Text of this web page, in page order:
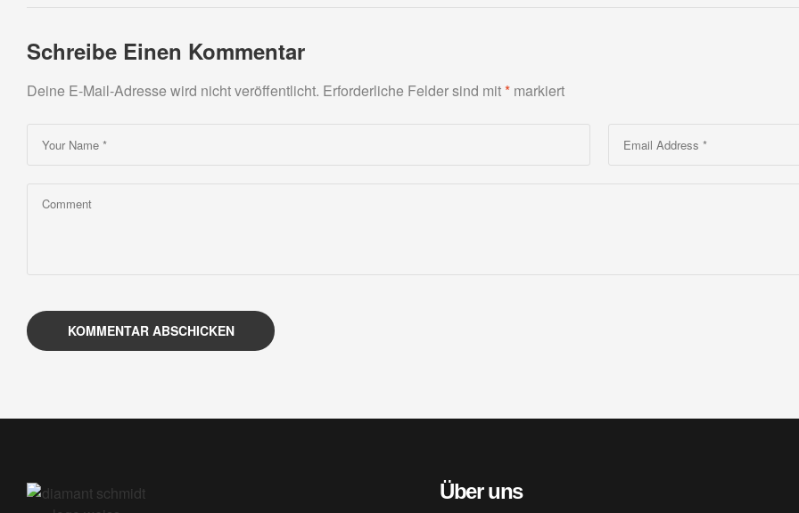
Schreibe Einen Kommentar
Deine E-Mail-Adresse wird nicht veröffentlicht. Erforderliche Felder sind mit* markiert
KOMMENTAR ABSCHICKEN
Über uns